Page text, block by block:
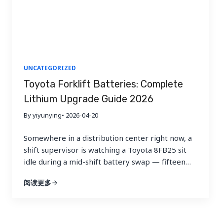
UNCATEGORIZED
Toyota Forklift Batteries: Complete
Lithium Upgrade Guide 2026
By yiyunying• 2026-04-20
Somewhere in a distribution center right now, a
shift supervisor is watching a Toyota 8FB25 sit
idle during a mid-shift battery swap — fifteen
three times today, across twelve trucks, 365 days
阅读更多